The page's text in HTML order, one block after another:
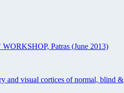
Patras (June 2013)
and visual cortices of normal, blind &